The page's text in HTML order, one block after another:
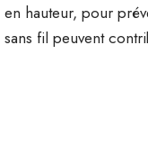
hauteur, pour
fil peuvent